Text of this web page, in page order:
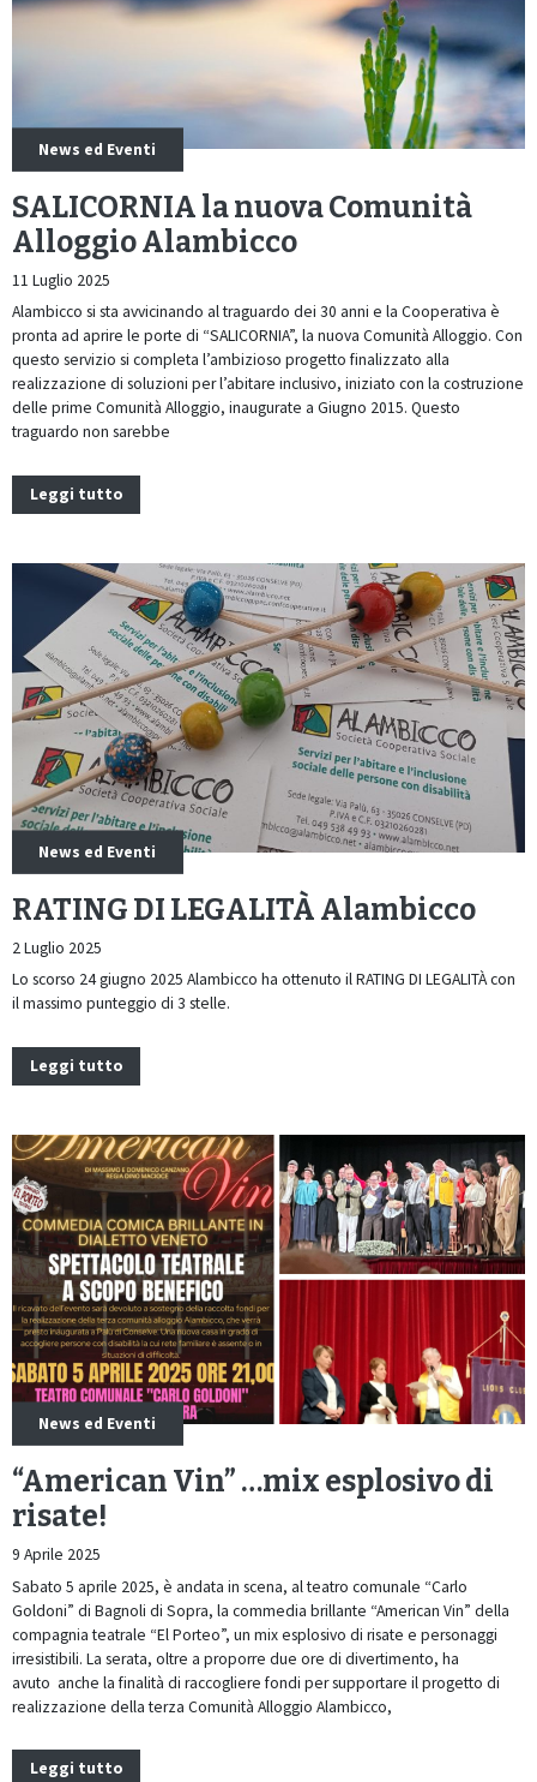
News ed Eventi
SALICORNIA la nuova Comunità
Alloggio Alambicco
11 Luglio 2025
Alambicco si sta avvicinando al traguardo dei 30 anni e la Cooperativa è
pronta ad aprire le porte di “SALICORNIA”, la nuova Comunità Alloggio. Con
questo servizio si completa l’ambizioso progetto finalizzato alla
realizzazione di soluzioni per l’abitare inclusivo, iniziato con la costruzione
delle prime Comunità Alloggio, inaugurate a Giugno 2015. Questo
traguardo non sarebbe
Leggi tutto
News ed Eventi
RATING DI LEGALITÀ Alambicco
2 Luglio 2025
Lo scorso 24 giugno 2025 Alambicco ha ottenuto il RATING DI LEGALITÀ con
il massimo punteggio di 3 stelle.
Leggi tutto
News ed Eventi
“American Vin” …mix esplosivo di
risate!
9 Aprile 2025
Sabato 5 aprile 2025, è andata in scena, al teatro comunale “Carlo
Goldoni” di Bagnoli di Sopra, la commedia brillante “American Vin” della
compagnia teatrale “El Porteo”, un mix esplosivo di risate e personaggi
irresistibili. La serata, oltre a proporre due ore di divertimento, ha
avuto anche la finalità di raccogliere fondi per supportare il progetto di
realizzazione della terza Comunità Alloggio Alambicco,
Leggi tutto